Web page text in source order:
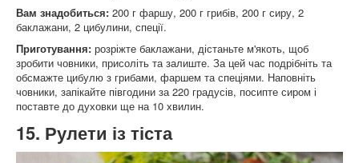
Вам знадобиться: 200 г фаршу, 200 г грибів, 200 г сиру, 2
баклажани, 2 цибулини, спеції.
Приготування: розріжте баклажани, дістаньте м'якоть, щоб
зробити човники, присоліть та залиште. За цей час подрібніть та
обсмажте цибулю з грибами, фаршем та спеціями. Наповніть
човники, запікайте півгодини за 220 градусів, посипте сиром і
поставте до духовки ще на 10 хвилин.
15. Рулети із тіста